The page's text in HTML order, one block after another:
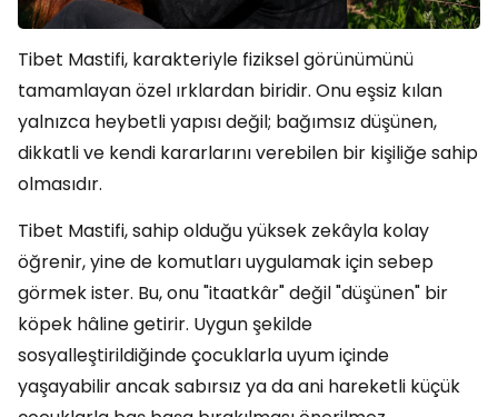
Tibet Mastifi, karakteriyle fiziksel görünümünü
tamamlayan özel ırklardan biridir. Onu eşsiz kılan
yalnızca heybetli yapısı değil; bağımsız düşünen,
dikkatli ve kendi kararlarını verebilen bir kişiliğe sahip
olmasıdır.
Tibet Mastifi, sahip olduğu yüksek zekâyla kolay
öğrenir, yine de komutları uygulamak için sebep
görmek ister. Bu, onu "itaatkâr" değil "düşünen" bir
köpek hâline getirir. Uygun şekilde
sosyalleştirildiğinde çocuklarla uyum içinde
yaşayabilir ancak sabırsız ya da ani hareketli küçük